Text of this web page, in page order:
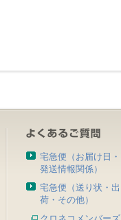
宅急便（お届け日・
発送情報関係）
宅急便（送り状・出
荷・その他）